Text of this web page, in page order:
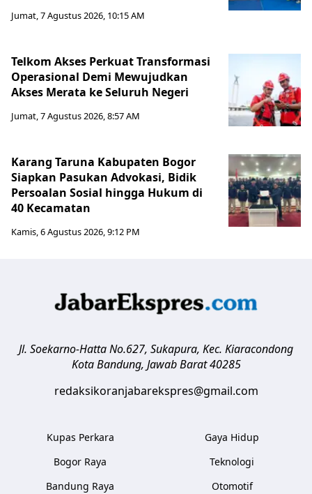
Jumat, 7 Agustus 2026, 10:15 AM
Telkom Akses Perkuat Transformasi
Operasional Demi Mewujudkan
Akses Merata ke Seluruh Negeri
Jumat, 7 Agustus 2026, 8:57 AM
Karang Taruna Kabupaten Bogor
Siapkan Pasukan Advokasi, Bidik
Persoalan Sosial hingga Hukum di
40 Kecamatan
Kamis, 6 Agustus 2026, 9:12 PM
Jl. Soekarno-Hatta No.627, Sukapura, Kec. Kiaracondong
Kota Bandung, Jawab Barat 40285
redaksikoranjabarekspres@gmail.com
Kupas Perkara
Bogor Raya
Bandung Raya
Gaya Hidup
Teknologi
Otomotif